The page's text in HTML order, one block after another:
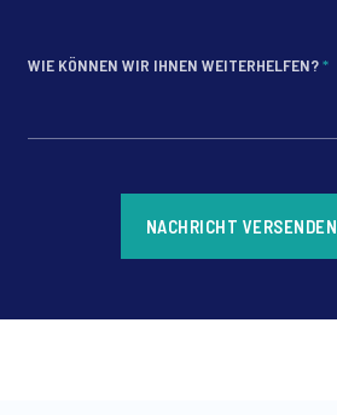
WIE KÖNNEN WIR IHNEN WEITERHELFEN?*
NACHRICHT VERSENDEN